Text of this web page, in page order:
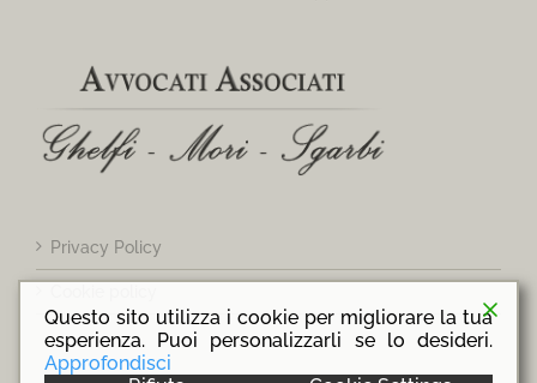
Privacy Policy
Questo sito utilizza i cookie per migliorare la tua
esperienza. Puoi personalizzarli se lo desideri.
Approfondisci